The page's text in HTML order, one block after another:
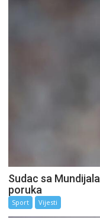
Sudac sa
poruka
Sport Vijesti